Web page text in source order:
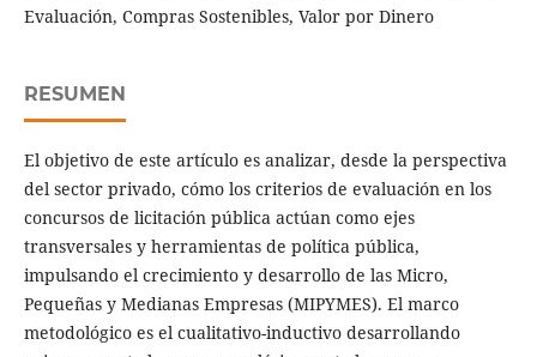
Evaluación, Compras Sostenibles, Valor por Dinero
RESUMEN
El objetivo de este artículo es analizar, desde la perspectiva
del sector privado, cómo los criterios de evaluación en los
concursos de licitación pública actúan como ejes
transversales y herramientas de política pública,
impulsando el crecimiento y desarrollo de las Micro,
Pequeñas y Medianas Empresas (MIPYMES). El marco
metodológico es el cualitativo-inductivo desarrollando